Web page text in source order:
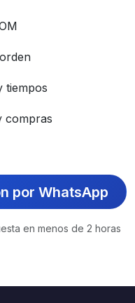
tiempos
compras
por WhatsApp
en menos de 2 horas